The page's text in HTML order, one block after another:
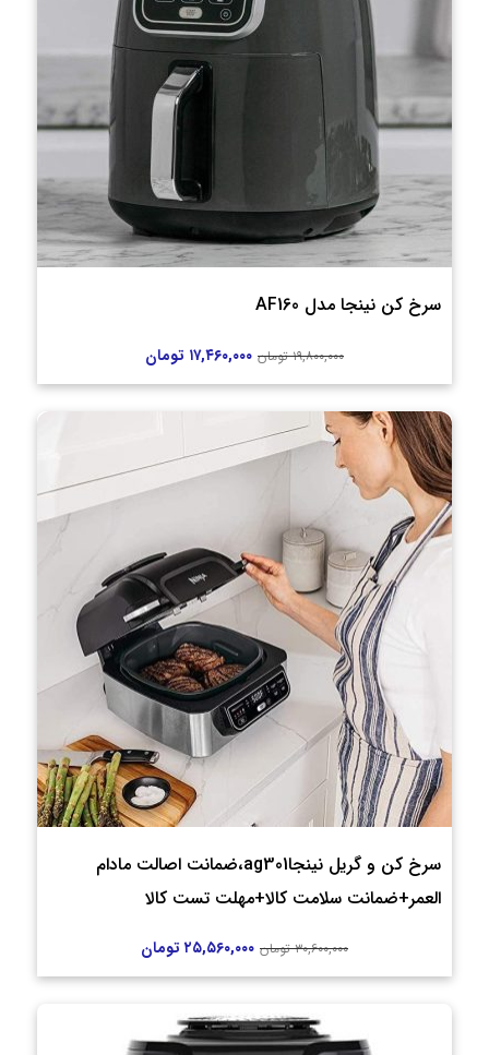
سرخ کن نینجا مدل AF160
۱۹,۸۰۰,۰۰۰ تومان ۱۷,۴۶۰,۰۰۰ تومان
سرخ کن و گریل نینجاag301،ضمانت اصالت مادام
العمر+ضمانت سلامت کالا+مهلت تست کالا
۳۰,۶۰۰,۰۰۰ تومان ۲۵,۵۶۰,۰۰۰ تومان